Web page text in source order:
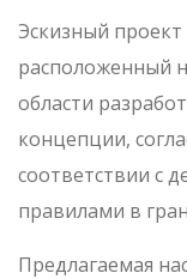
Эскизный проект
расположенный
области
концепции,
соответствии с
правилами в
Предлагаемая